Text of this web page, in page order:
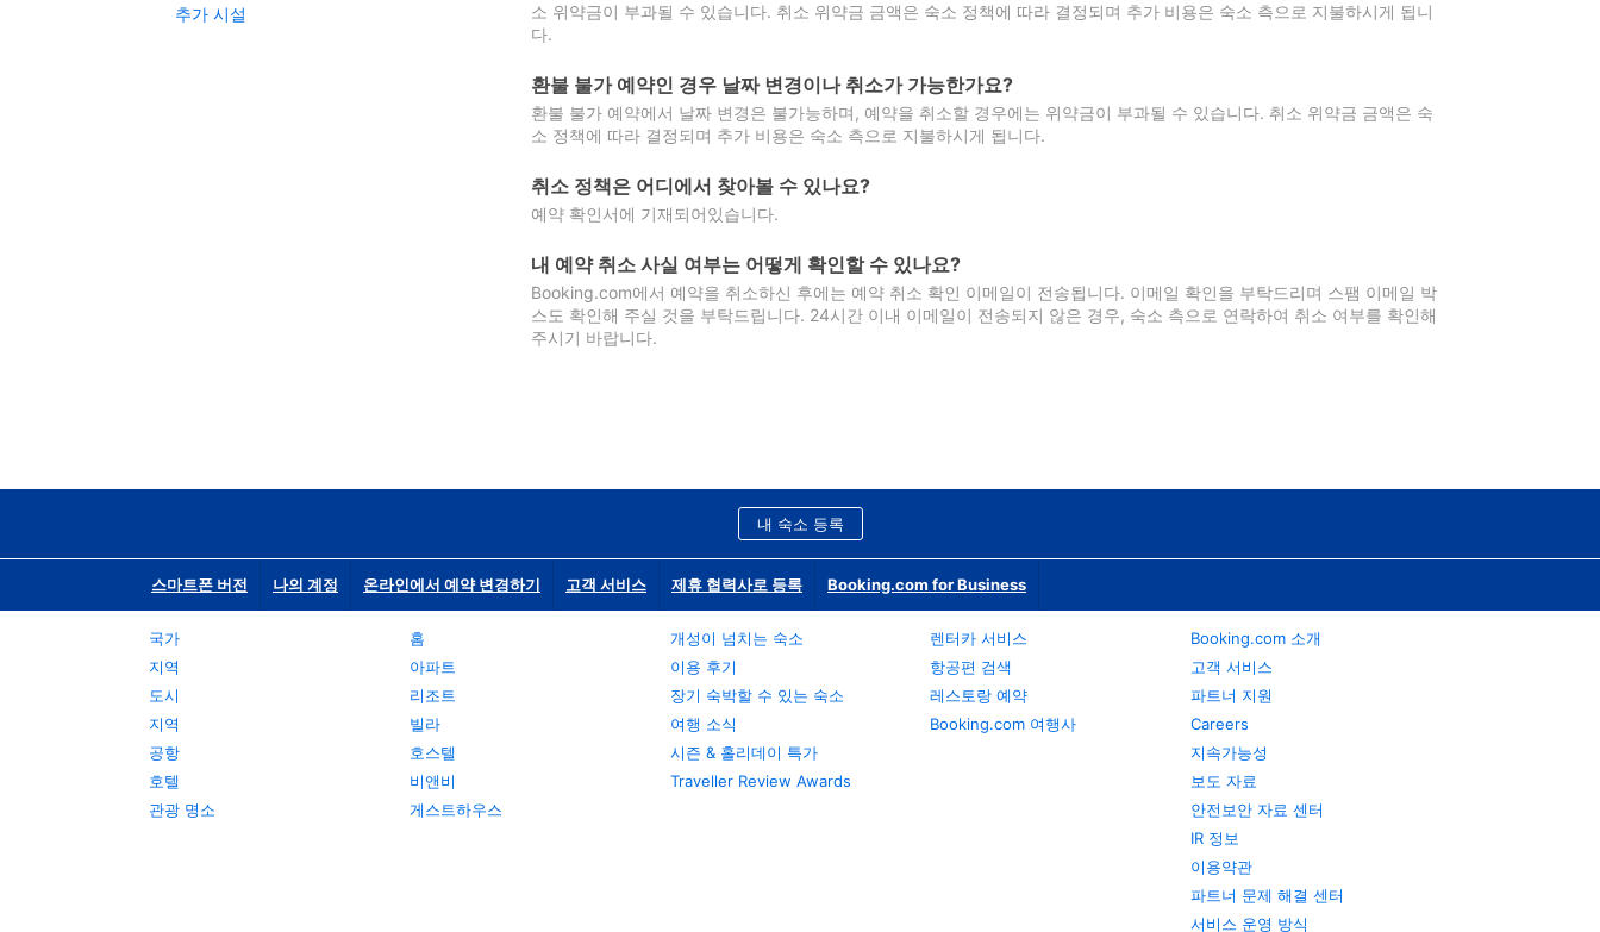
추가 시설
소 위약금이 부과될 수 있습니다. 취소 위약금 금액은 숙소 정책에 따라 결정되며 추가 비용은 숙소 측으로 지불하시게 됩니
다.
환불 불가 예약인 경우 날짜 변경이나 취소가 가능한가요?
환불 불가 예약에서 날짜 변경은 불가능하며, 예약을 취소할 경우에는 위약금이 부과될 수 있습니다. 취소 위약금 금액은 숙
소 정책에 따라 결정되며 추가 비용은 숙소 측으로 지불하시게 됩니다.
취소 정책은 어디에서 찾아볼 수 있나요?
예약 확인서에 기재되어있습니다.
내 예약 취소 사실 여부는 어떻게 확인할 수 있나요?
Booking.com에서 예약을 취소하신 후에는 예약 취소 확인 이메일이 전송됩니다. 이메일 확인을 부탁드리며 스팸 이메일 박
스도 확인해 주실 것을 부탁드립니다. 24시간 이내 이메일이 전송되지 않은 경우, 숙소 측으로 연락하여 취소 여부를 확인해
주시기 바랍니다.
내 숙소 등록
스마트폰 버전 나의 계정 온라인에서 예약 변경하기 고객 서비스 제휴 협력사로 등록 Booking.com for Business
국가
지역
도시
지역
공항
호텔
관광 명소
홈
아파트
리조트
빌라
호스텔
비앤비
게스트하우스
개성이 넘치는 숙소
이용 후기
장기 숙박할 수 있는 숙소
여행 소식
시즌 & 홀리데이 특가
Traveller Review Awards
렌터카 서비스
항공편 검색
레스토랑 예약
Booking.com 여행사
Booking.com 소개
고객 서비스
파트너 지원
Careers
지속가능성
보도 자료
안전보안 자료 센터
IR 정보
이용약관
파트너 문제 해결 센터
서비스 운영 방식